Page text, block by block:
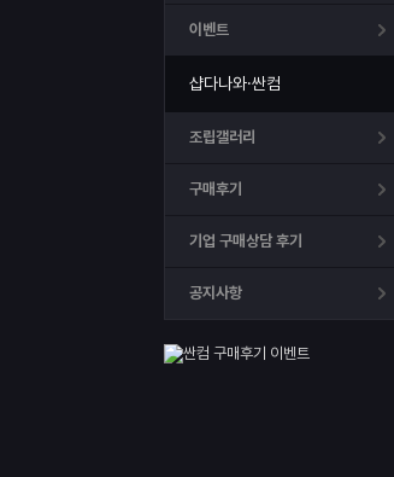
이벤트
샵다나와·싼컴
조립갤러리
구매후기
기업 구매상담 후기
공지사항